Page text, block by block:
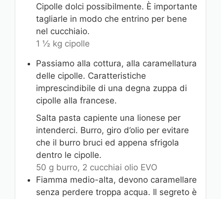
Cipolle dolci possibilmente. È importante
tagliarle in modo che entrino per bene
nel cucchiaio.
1 ½ kg cipolle
Passiamo alla cottura, alla caramellatura
delle cipolle. Caratteristiche
imprescindibile di una degna zuppa di
cipolle alla francese.
Salta pasta capiente una lionese per
intenderci. Burro, giro d’olio per evitare
che il burro bruci ed appena sfrigola
dentro le cipolle.
50 g burro, 2 cucchiai olio EVO
Fiamma medio-alta, devono caramellare
senza perdere troppa acqua. Il segreto è